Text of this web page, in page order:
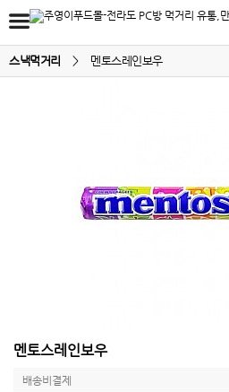
스낵먹거리 > 멘토스레인보우
멘토스레인보우
배송비결제